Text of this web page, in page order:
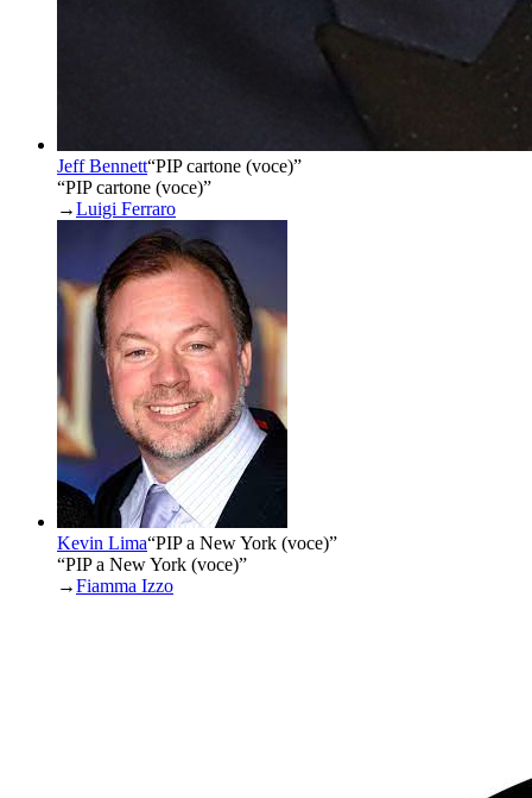
Jeff Bennett“PIP cartone (voce)”
“PIP cartone (voce)”
→Luigi Ferraro
Kevin Lima“PIP a New York (voce)”
“PIP a New York (voce)”
→Fiamma Izzo